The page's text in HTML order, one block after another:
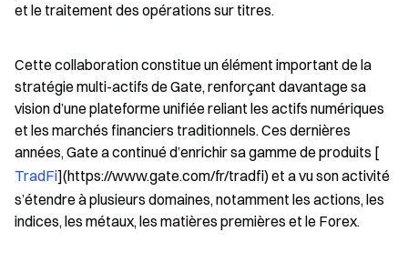
et le traitement des opérations sur titres.
Cette collaboration constitue un élément important de la
stratégie multi-actifs de Gate, renforçant davantage sa
vision d’une plateforme unifiée reliant les actifs numériques
et les marchés financiers traditionnels. Ces dernières
années, Gate a continué d’enrichir sa gamme de produits [
TradFi](https://www.gate.com/fr/tradfi) et a vu son activité
s’étendre à plusieurs domaines, notamment les actions, les
indices, les métaux, les matières premières et le Forex.